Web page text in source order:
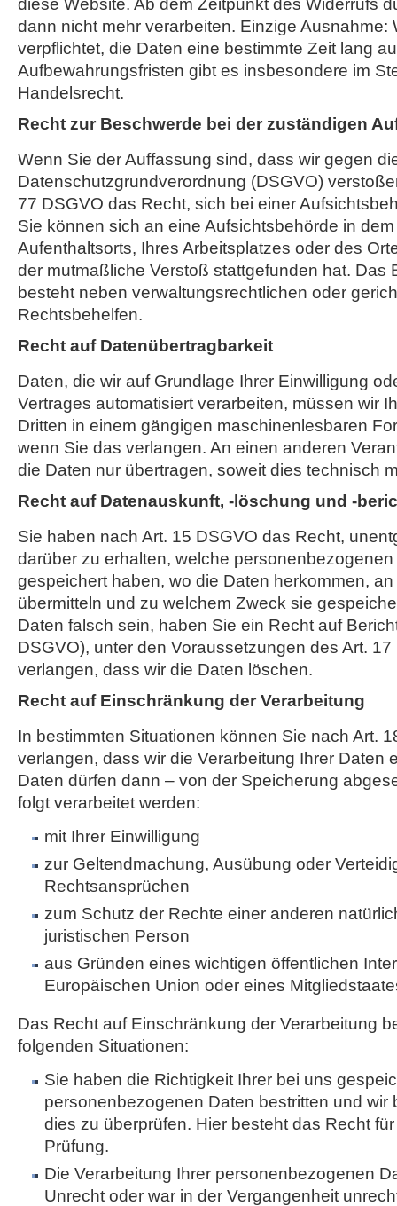
diese Website. Ab dem Zeitpunkt des Widerrufs
dann nicht mehr verarbeiten. Einzige Ausnahme:
verpflichtet, die Daten eine bestimmte Zeit lang
Aufbewahrungsfristen gibt es insbesondere im
Handelsrecht.
Recht zur Beschwerde bei der zuständigen
Wenn Sie der Auffassung sind, dass wir gegen
Datenschutzgrundverordnung (DSGVO)
77 DSGVO das Recht, sich bei einer
Sie können sich an eine Aufsichtsbehörde in
Aufenthaltsorts, Ihres Arbeitsplatzes oder des
der mutmaßliche Verstoß stattgefunden hat. Das
besteht neben verwaltungsrechtlichen oder
Rechtsbehelfen.
Recht auf Datenübertragbarkeit
Daten, die wir auf Grundlage Ihrer Einwilligung
Vertrages automatisiert verarbeiten, müssen wir
Dritten in einem gängigen maschinenlesbaren
wenn Sie das verlangen. An einen anderen
die Daten nur übertragen, soweit dies technisch
Recht auf Datenauskunft, -löschung und -
Sie haben nach Art. 15 DSGVO das Recht,
darüber zu erhalten, welche
gespeichert haben, wo die Daten herkommen,
übermitteln und zu welchem Zweck sie
Daten falsch sein, haben Sie ein Recht auf
DSGVO), unter den Voraussetzungen des Art.
verlangen, dass wir die Daten löschen.
Recht auf Einschränkung der Verarbeitung
In bestimmten Situationen können Sie nach Art.
verlangen, dass wir die Verarbeitung Ihrer Daten
Daten dürfen dann – von der Speicherung
folgt verarbeitet werden:
mit Ihrer Einwilligung
zur Geltendmachung, Ausübung oder
Rechtsansprüchen
zum Schutz der Rechte einer anderen
juristischen Person
aus Gründen eines wichtigen öffentlichen
Europäischen Union oder eines
Das Recht auf Einschränkung der Verarbeitung
folgenden Situationen:
Sie haben die Richtigkeit Ihrer bei uns
personenbezogenen Daten bestritten und wir
dies zu überprüfen. Hier besteht das Recht
Prüfung.
Die Verarbeitung Ihrer personenbezogenen
Unrecht oder war in der Vergangenheit